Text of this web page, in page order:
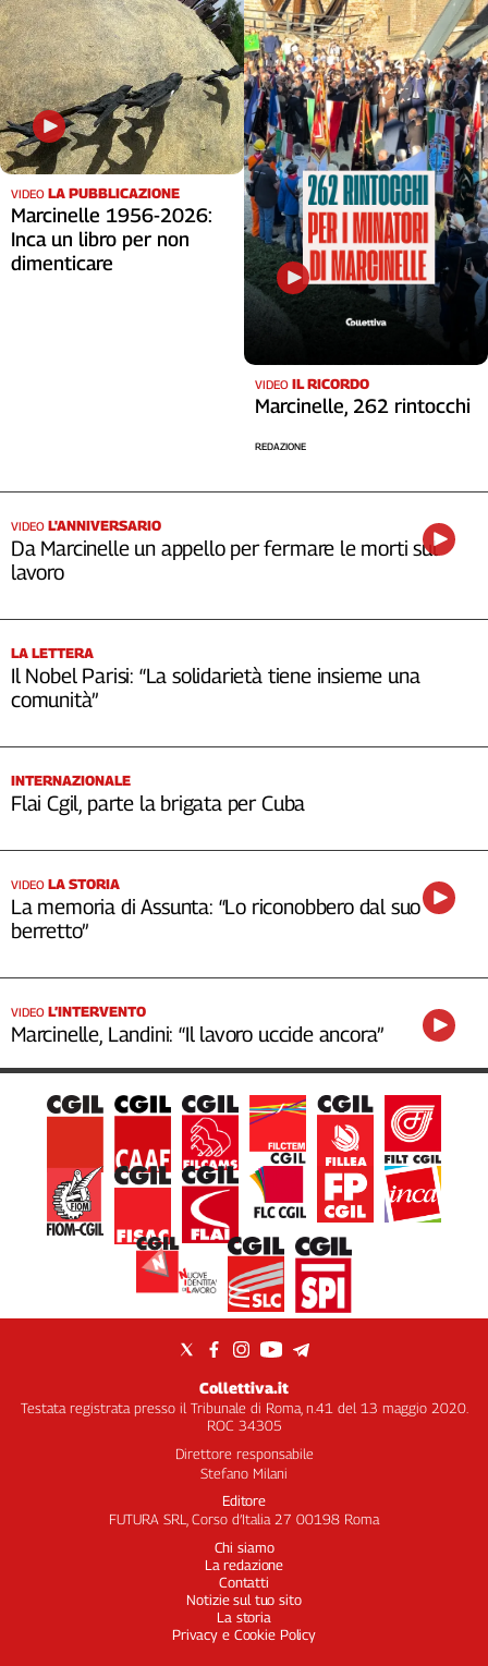
VIDEO LA PUBBLICAZIONE
Marcinelle 1956-2026:
Inca un libro per non
dimenticare
VIDEO IL RICORDO
Marcinelle, 262 rintocchi
REDAZIONE
VIDEO L'ANNIVERSARIO
Da Marcinelle un appello per fermare le morti sul
lavoro
LA LETTERA
Il Nobel Parisi: “La solidarietà tiene insieme una
comunità”
INTERNAZIONALE
Flai Cgil, parte la brigata per Cuba
VIDEO LA STORIA
La memoria di Assunta: “Lo riconobbero dal suo
berretto”
VIDEO L’INTERVENTO
Marcinelle, Landini: “Il lavoro uccide ancora”
Collettiva.it
Testata registrata presso il Tribunale di Roma, n.41 del 13 maggio 2020.
ROC 34305
Direttore responsabile
Stefano Milani
Editore
FUTURA SRL, Corso d’Italia 27 00198 Roma
Chi siamo
La redazione
Contatti
Notizie sul tuo sito
La storia
Privacy e Cookie Policy